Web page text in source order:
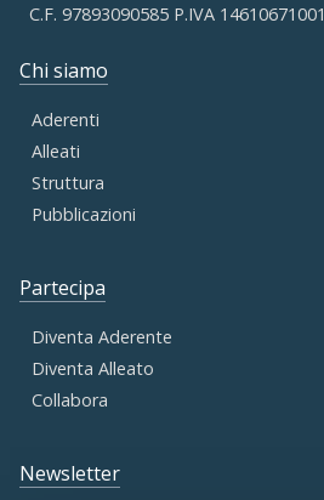
C.F. 97893090585 P.IVA 14610671001
Chi siamo
Aderenti
Alleati
Struttura
Pubblicazioni
Partecipa
Diventa Aderente
Diventa Alleato
Collabora
Newsletter